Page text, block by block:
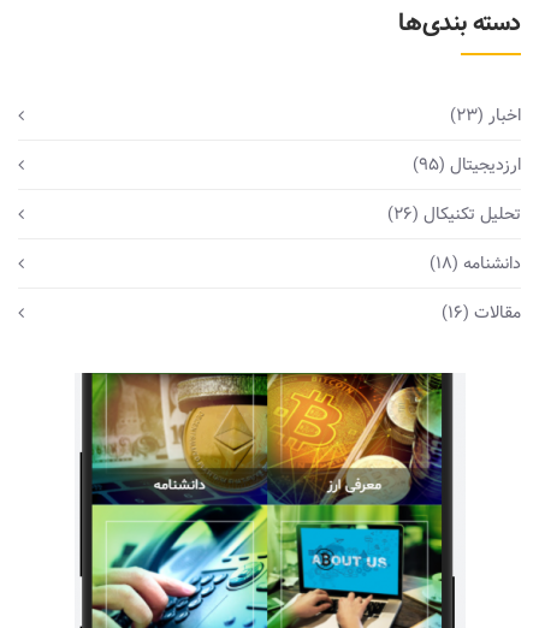
دسته بندی‌ها
اخبار (23)
ارزدیجیتال (95)
تحلیل تکنیکال (26)
دانشنامه (18)
مقالات (16)